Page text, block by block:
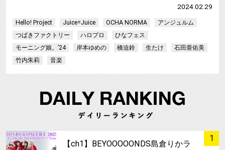
2024.02.29
Hello! Project Juice=Juice OCHA NORMA
アンジュルム
つばきファクトリー
ハロプロ
ひなフェス
モーニング娘。’24
岸本ゆめの 橋迫鈴 生たけ
石田亜佑美
竹内朱莉
音楽
1
サムネイル
【ch1】BEYOOOOONDS島倉りかラ